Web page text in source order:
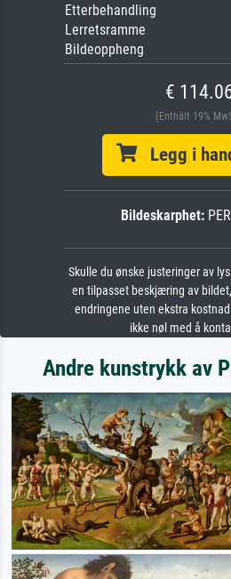
Etterbehandling
Lerretsramme
Bildeoppheng
€
(Enthält 19%
Legg i
Bildeskarphet:
Skulle du ønske justeringer av
en tilpasset beskjæring av
endringene uten ekstra
ikke nøl med å
Andre kunstrykk av